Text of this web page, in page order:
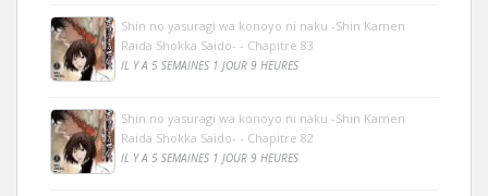
Shin no yasuragi wa konoyo ni naku -Shin Kamen
Raida Shokka Saido- - Chapitre 83
IL Y A 5 SEMAINES 1 JOUR 9 HEURES
Shin no yasuragi wa konoyo ni naku -Shin Kamen
Raida Shokka Saido- - Chapitre 82
IL Y A 5 SEMAINES 1 JOUR 9 HEURES